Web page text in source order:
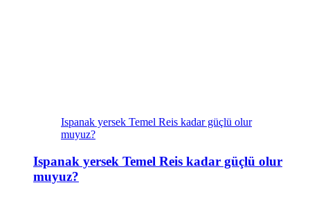
Ispanak yersek Temel Reis kadar güçlü olur
muyuz?
Ispanak yersek Temel Reis kadar güçlü olur
muyuz?